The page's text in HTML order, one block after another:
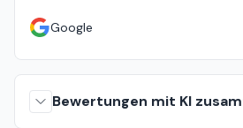
Google
Bewertungen mit KI